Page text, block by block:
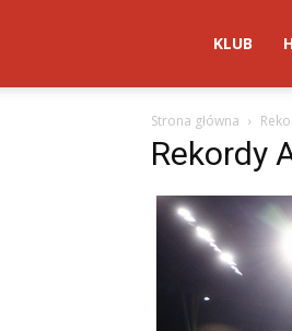
Madryt
AtleticoMadryt.pl
KLUB
Strona główna
Rekordy